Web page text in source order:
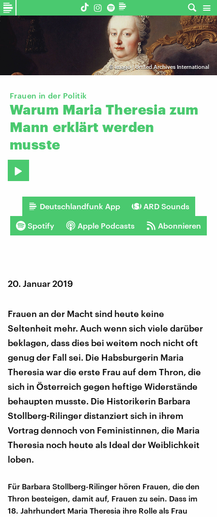
©Imago | United Archives International
Frauen in der Politik
Warum Maria Theresia zum
Mann erklärt werden
musste
Deutschlandfunk App ARD Sounds
Spotify Apple Podcasts Abonnieren
20. Januar 2019
Frauen an der Macht sind heute keine
Seltenheit mehr. Auch wenn sich viele darüber
beklagen, dass dies bei weitem noch nicht oft
genug der Fall sei. Die Habsburgerin Maria
Theresia war die erste Frau auf dem Thron, die
sich in Österreich gegen heftige Widerstände
behaupten musste. Die Historikerin Barbara
Stollberg-Rilinger distanziert sich in ihrem
Vortrag dennoch von Feministinnen, die Maria
Theresia noch heute als Ideal der Weiblichkeit
loben.
Für Barbara Stollberg-Rilinger hören Frauen, die den
Thron besteigen, damit auf, Frauen zu sein. Dass im
18. Jahrhundert Maria Theresia ihre Rolle als Frau